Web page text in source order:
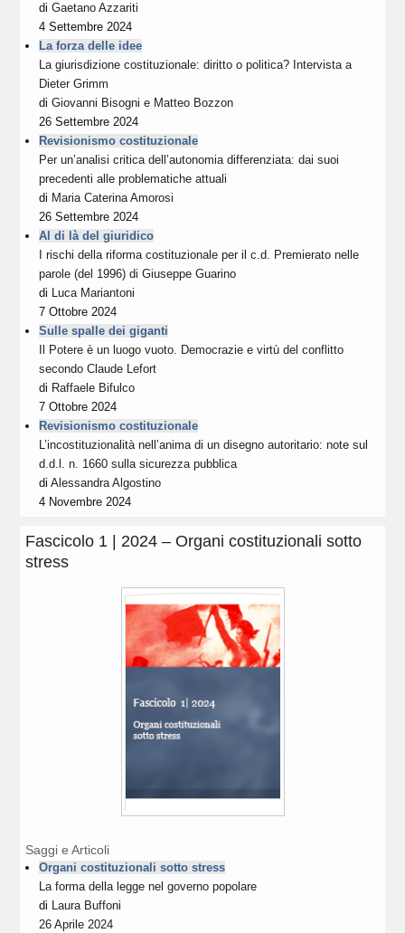
diGaetano Azzariti
4 Settembre 2024
La forza delle idee
La giurisdizione costituzionale: diritto o politica? Intervista a
Dieter Grimm
diGiovanni Bisogni e Matteo Bozzon
26 Settembre 2024
Revisionismo costituzionale
Per un’analisi critica dell’autonomia differenziata: dai suoi
precedenti alle problematiche attuali
di Maria Caterina Amorosi
26 Settembre 2024
Al di là del giuridico
I rischi della riforma costituzionale per il c.d. Premierato nelle
parole (del 1996) di Giuseppe Guarino
di Luca Mariantoni
7 Ottobre 2024
Sulle spalle dei giganti
Il Potere è un luogo vuoto. Democrazie e virtù del conflitto
secondo Claude Lefort
di Raffaele Bifulco
7 Ottobre 2024
Revisionismo costituzionale
L’incostituzionalità nell’anima di un disegno autoritario: note sul
d.d.l. n. 1660 sulla sicurezza pubblica
diAlessandra Algostino
4 Novembre 2024
Fascicolo 1 | 2024 – Organi costituzionali sotto
stress
Saggi e Articoli
Organi costituzionali sotto stress
La forma della legge nel governo popolare
di Laura Buffoni
26 Aprile 2024